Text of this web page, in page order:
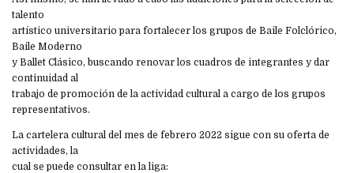
talento
artístico universitario para fortalecer los grupos de Baile Folclórico,
Baile Moderno
y Ballet Clásico, buscando renovar los cuadros de integrantes y dar
continuidad al
trabajo de promoción de la actividad cultural a cargo de los grupos
representativos.
La cartelera cultural del mes de febrero 2022 sigue con su oferta de
actividades, la
cual se puede consultar en la liga: